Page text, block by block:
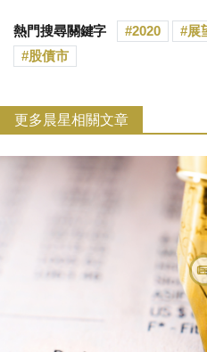
熱門搜尋關鍵字 2020 展
股債市
更多晨星相關文章